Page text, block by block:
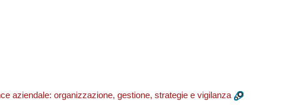
aziendale: organizzazione, gestione, strategie e vigilanza